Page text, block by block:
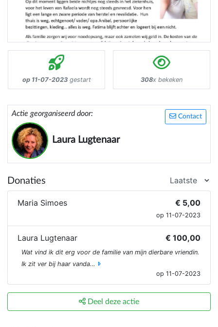
op 11-07-2023gestart 308x bekeken
Contact
Actie georganiseerd door:
Laura Lugtenaar
Donaties
Maria Simoes € 5,00
op 11-07-2023
Laura Lugtenaar € 100,00
Wat vind ik dit erg voor de familie van mijn dierbare vriendin.
Ik zit ver bij haar vanda…
op 11-07-2023
Deel deze actie